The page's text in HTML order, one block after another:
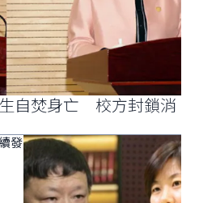
自焚身亡 校方封鎖消
發